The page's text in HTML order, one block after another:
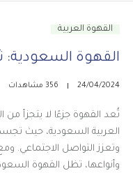
القهوة العربية
القهوة السعودية:
24/04/2024 356 مشاهدات
تُعد القهوة جزءًا لا يتجزأ من
العربية السعودية، حيث
وتعزز التواصل الاجتماعي.
وأنواعها، تظل القهوة